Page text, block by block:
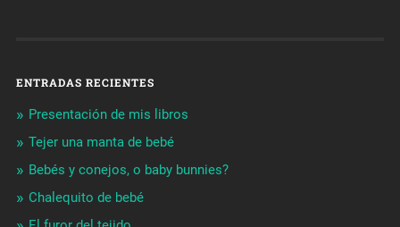
ENTRADAS RECIENTES
Presentación de mis libros
Tejer una manta de bebé
Bebés y conejos, o baby bunnies?
Chalequito de bebé